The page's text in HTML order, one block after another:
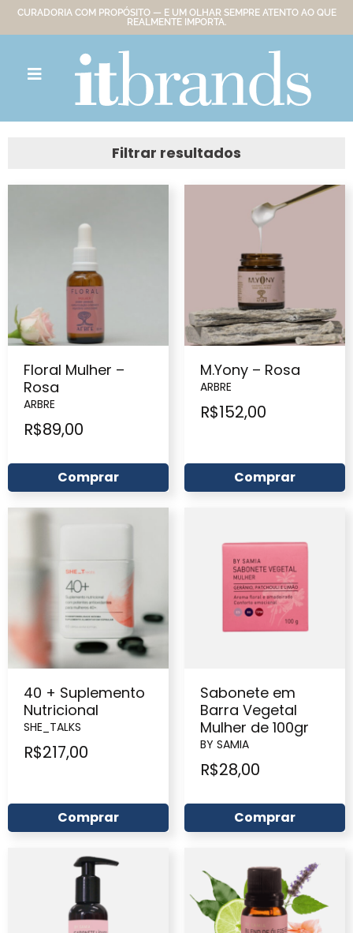
CURADORIA COM PROPÓSITO — E UM OLHAR SEMPRE ATENTO AO QUE
REALMENTE IMPORTA.
Filtrar resultados
Floral Mulher –
Rosa
ARBRE
R$89,00
Comprar
M.Yony – Rosa
ARBRE
R$152,00
Comprar
40 + Suplemento
Nutricional
SHE_TALKS
R$217,00
Comprar
Sabonete em
Barra Vegetal
Mulher de 100gr
BY SAMIA
R$28,00
Comprar